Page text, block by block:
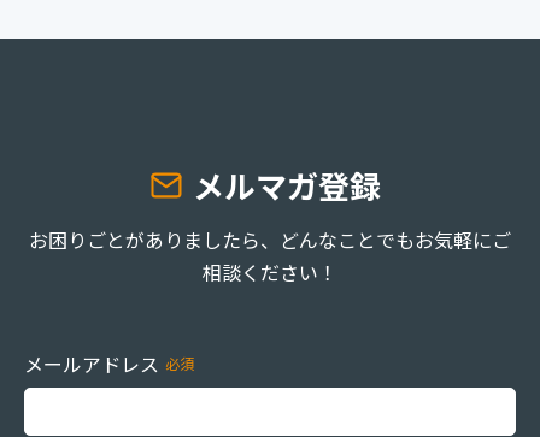
メルマガ登録
お困りごとがありましたら、どんなことでもお気軽にご
相談ください！
メールアドレス